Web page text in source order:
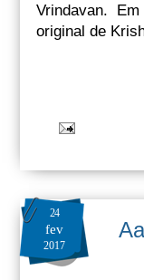
Vrindavan.
original de
24
fev
2017